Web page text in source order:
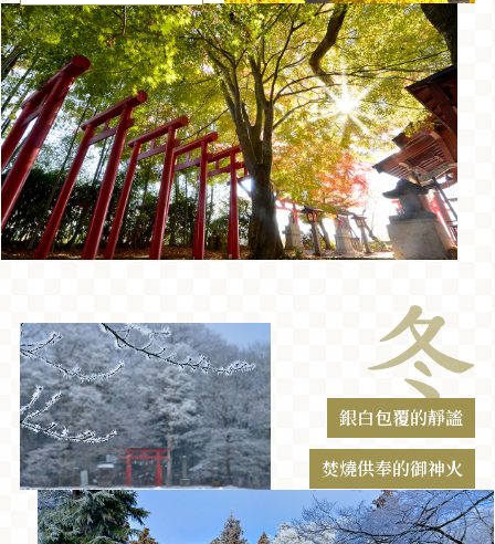
銀白包覆的靜謐
焚燒供奉的御神火